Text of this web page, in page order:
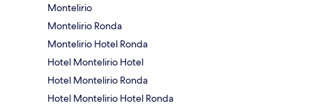
Montelirio
Montelirio Ronda
Montelirio Hotel Ronda
Hotel Montelirio Hotel
Hotel Montelirio Ronda
Hotel Montelirio Hotel Ronda